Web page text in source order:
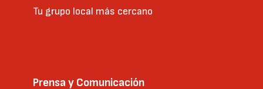
Tu grupo local más cercano
Prensa y Comunicación